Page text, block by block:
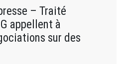
– Traité
appellent à
sur des